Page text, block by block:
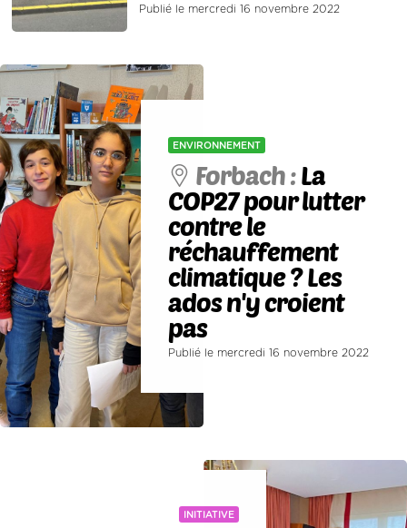
Publié le mercredi 16 novembre 2022
ENVIRONNEMENT
Forbach :La
COP27 pour lutter
contre le
réchauffement
climatique ? Les
ados n'y croient
pas
Publié le mercredi 16 novembre 2022
INITIATIVE